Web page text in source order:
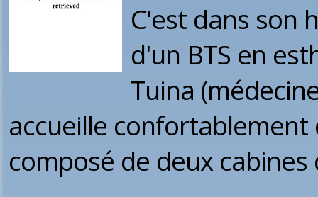
C'est dans son
d'un BTS en
Tuina
accueille
composé de deux cabines